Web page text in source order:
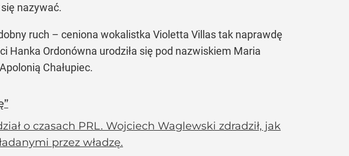
nazywać.
ruch – ceniona wokalistka Violetta Villas tak naprawdę
Hanka Ordonówna urodziła się pod nazwiskiem Maria
Chałupiec.
o czasach PRL. Wojciech Waglewski zdradził, jak
przez władzę.